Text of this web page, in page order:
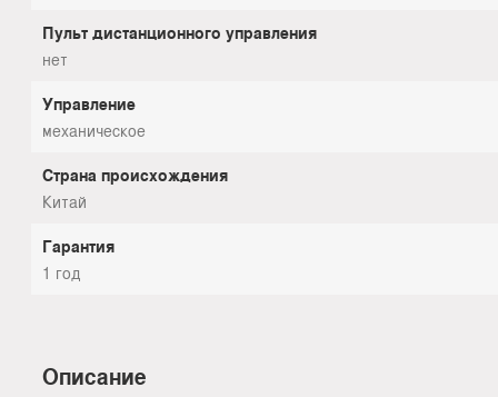
Пульт дистанционного управления
нет
Управление
механическое
Страна происхождения
Китай
Гарантия
1 год
Описание